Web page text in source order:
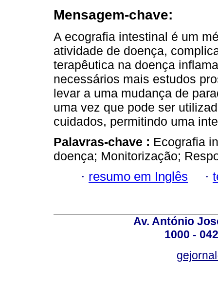
Mensagem-chave:
A ecografia intestinal é um
atividade de doença,
terapêutica na doença
necessários mais estudos
levar a uma mudança de
uma vez que pode ser
cuidados, permitindo uma
Palavras-chave : Ecografia
doença; Monitorização;
· resumo em Inglês ·
Av. António
1000 -